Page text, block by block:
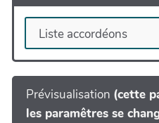
Prévisualisation (cette
les paramêtres se